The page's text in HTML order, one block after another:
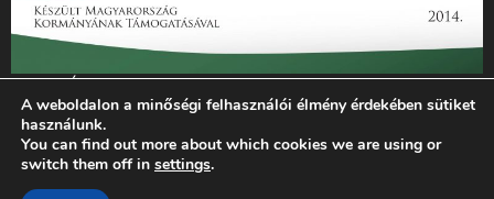
„Az Új Ember katolikus hetilap 2014. évi működésének
támogatását az EGYH-KCP-14-P-0121 sz. támogatási
szerződés keretében 3 000 000 Ft összegben támogatta az
Emberi Erőforrások Minisztériuma.”
A weboldalon a minőségi felhasználói élmény érdekében sütiket
használunk.
You can find out more about which cookies we are using or
switch them off in settings.